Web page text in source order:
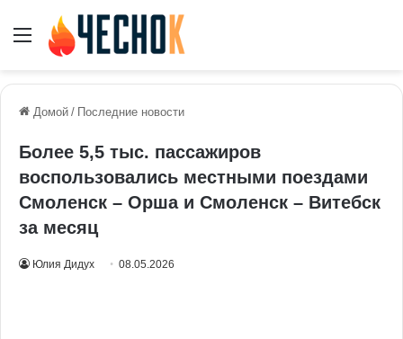
Меню
Домой / Последние новости
Более 5,5 тыс. пассажиров
воспользовались местными поездами
Смоленск – Орша и Смоленск – Витебск
за месяц
Юлия Дидух 08.05.2026